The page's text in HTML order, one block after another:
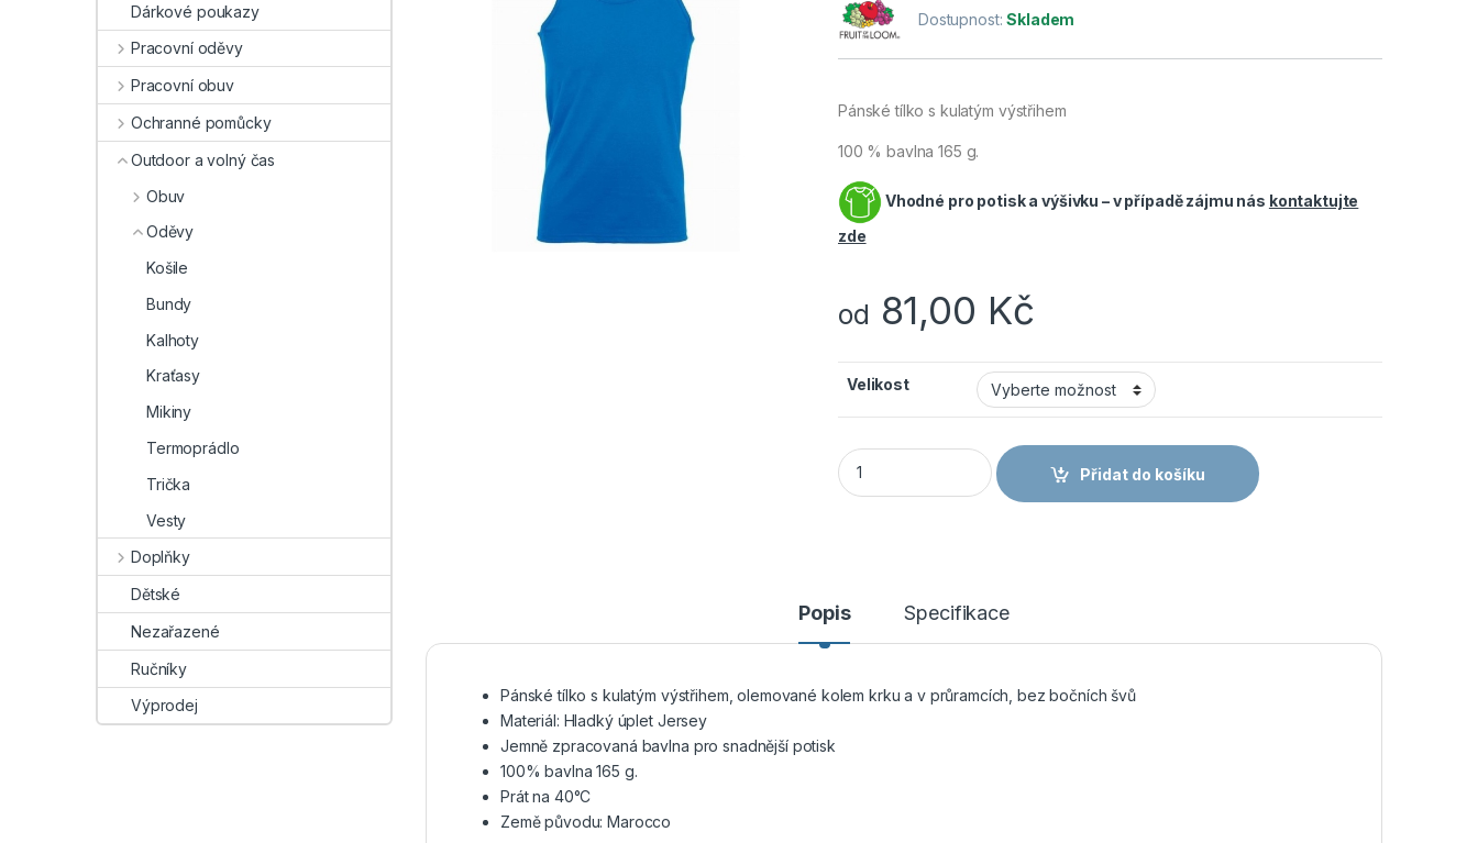
Dostupnost:Skladem
Pánské tílko s kulatým výstřihem
100 % bavlna 165 g.
Vhodné pro potisk a výšivku – v případě zájmu nás kontaktujte
zde
od 81,00 Kč
Velikost
Fruit of the Loom 16.1098 Tílko pánské royal blue množství
Přidat do košíku
Popis Specifikace
Pánské tílko s kulatým výstřihem, olemované kolem krku a v průramcích, bez bočních švů
Materiál: Hladký úplet Jersey
Jemně zpracovaná bavlna pro snadnější potisk
100% bavlna 165 g.
Prát na 40°C
Země původu: Marocco
Dárkové poukazy
Pracovní oděvy
Pracovní obuv
Ochranné pomůcky
Outdoor a volný čas
Obuv
Oděvy
Košile
Bundy
Kalhoty
Kraťasy
Mikiny
Termoprádlo
Trička
Vesty
Doplňky
Dětské
Nezařazené
Ručníky
Výprodej